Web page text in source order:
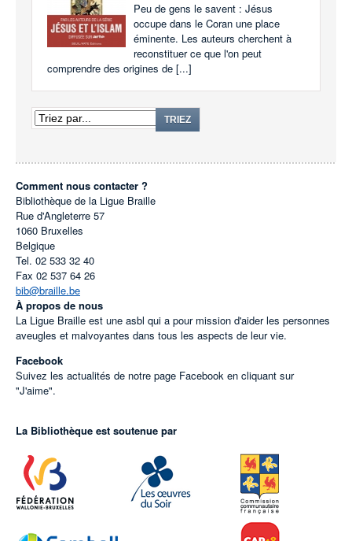
Peu de gens le savent : Jésus
occupe dans le Coran une place
éminente. Les auteurs cherchent à
reconstituer ce que l'on peut
comprendre des origines de [...]
TRIEZ
Comment nous contacter ?
Bibliothèque de la Ligue Braille
Rue d'Angleterre 57
1060 Bruxelles
Belgique
Tel. 02 533 32 40
Fax 02 537 64 26
bib@braille.be
À propos de nous
La Ligue Braille est une asbl qui a pour mission d'aider les personnes
aveugles et malvoyantes dans tous les aspects de leur vie.
Facebook
Suivez les actualités de notre page Facebook en cliquant sur
"J'aime".
La Bibliothèque est soutenue par